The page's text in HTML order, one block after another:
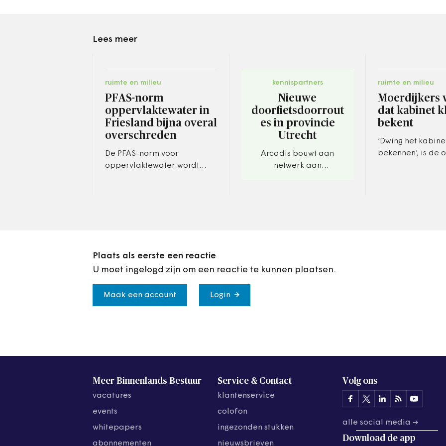
Lees meer
ruimte en milieu
PFAS-norm
oppervlaktewater in
Friesland bijna overal
overschreden
De PFAS-norm voor
oppervlaktewater wordt
kennispartners
Nieuwe
doorfietsdoorrout
es in provincie
Utrecht
Arcadis bouwt aan
netwerk aan
ruimte en milieu
Moerdijkers
dat kabinet
bekent
‘Dwing het
bekennen’, is de
Plaats als eerste een reactie
U moet ingelogd zijn om een reactie te kunnen plaatsen.
Maak een account Login
Meer Binnenlands Bestuur
vacatures
events
whitepapers
abonnementen
Service & Contact
klantenservice
colofon
ingezonden stukken
nieuwsbrieven
Volg ons
alle social media →
Download de app